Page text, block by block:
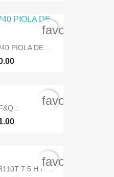
PIOLA DE...
7.5 H.P....